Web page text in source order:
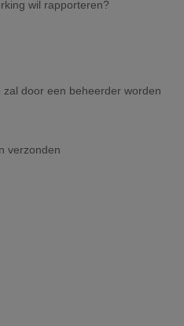
wil rapporteren?
door een beheerder worden
verzonden